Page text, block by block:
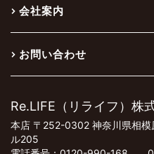
会社案内
お問い合わせ
Re.LIFE（リライフ）株
本店 〒252-0302 神奈川県相
ル205